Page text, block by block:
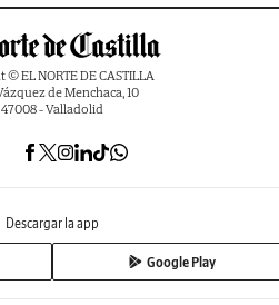
© EL NORTE DE CASTILLA
de Menchaca, 10
47008 - Valladolid
Descargar la app
Google Play